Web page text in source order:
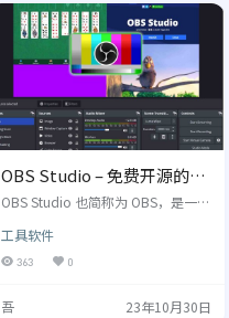
OBS Studio – 免费开源的屏
幕录制软件
OBS Studio 也简称为 OBS，是一款
件，主要用于录制电脑屏幕的操
作，保存为视频或者是推送到直播
平台来实现直播教学。录屏的功能
还能流畅录制游戏过程，也是很多
工具软件
363 0
吾 23年10月30日